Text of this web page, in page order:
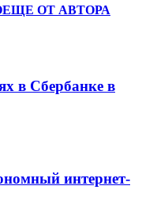
ЕЩЕ ОТ АВТОРА
в Сбербанке в
интернет-